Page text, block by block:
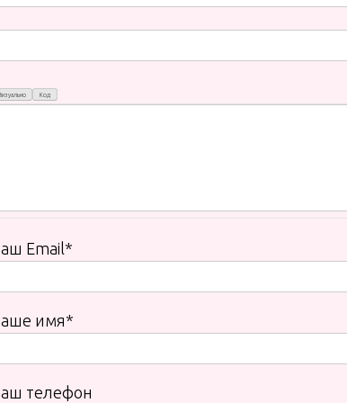
Код
Email*
имя*
телефон